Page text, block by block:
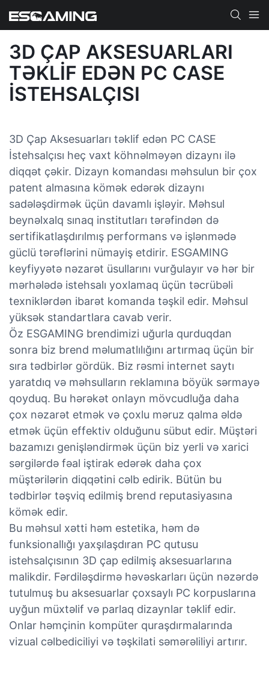
3D ÇAP AKSESUARLARI
TƏKLIF EDƏN PC CASE
İSTEHSALÇISI
3D Çap Aksesuarları təklif edən PC CASE
İstehsalçısı heç vaxt köhnəlməyən dizaynı ilə
diqqət çəkir. Dizayn komandası məhsulun bir çox
patent almasına kömək edərək dizaynı
sadələşdirmək üçün davamlı işləyir. Məhsul
beynəlxalq sınaq institutları tərəfindən də
sertifikatlaşdırılmış performans və işlənmədə
güclü tərəflərini nümayiş etdirir. ESGAMING
keyfiyyətə nəzarət üsullarını vurğulayır və hər bir
mərhələdə istehsalı yoxlamaq üçün təcrübəli
texniklərdən ibarət komanda təşkil edir. Məhsul
yüksək standartlara cavab verir.
Öz ESGAMING brendimizi uğurla qurduqdan
sonra biz brend məlumatlılığını artırmaq üçün bir
sıra tədbirlər gördük. Biz rəsmi internet saytı
yaratdıq və məhsulların reklamına böyük sərmayə
qoyduq. Bu hərəkət onlayn mövcudluğa daha
çox nəzarət etmək və çoxlu məruz qalma əldə
etmək üçün effektiv olduğunu sübut edir. Müştəri
bazamızı genişləndirmək üçün biz yerli və xarici
sərgilərdə fəal iştirak edərək daha çox
müştərilərin diqqətini cəlb edirik. Bütün bu
tədbirlər təşviq edilmiş brend reputasiyasına
kömək edir.
Bu məhsul xətti həm estetika, həm də
funksionallığı yaxşılaşdıran PC qutusu
istehsalçısının 3D çap edilmiş aksesuarlarına
malikdir. Fərdiləşdirmə həvəskarları üçün nəzərdə
tutulmuş bu aksesuarlar çoxsaylı PC korpuslarına
uyğun müxtəlif və parlaq dizaynlar təklif edir.
Onlar həmçinin kompüter quraşdırmalarında
vizual cəlbediciliyi və təşkilati səmərəliliyi artırır.